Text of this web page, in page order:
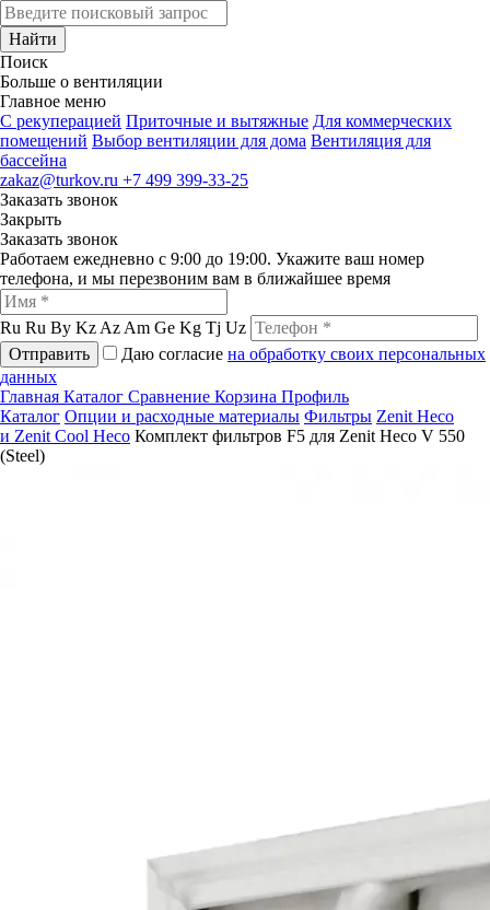
Найти
Поиск
Больше о вентиляции
Главное меню
C рекуперацией Приточные и вытяжные Для коммерческих
помещений Выбор вентиляции для дома Вентиляция для
бассейна
zakaz@turkov.ru +7 499 399-33-25
Заказать звонок
Закрыть
Заказать звонок
Работаем ежедневно с 9:00 до 19:00. Укажите ваш номер
телефона, и мы перезвоним вам в ближайшее время
Ru Ru By Kz Az Am Ge Kg Tj Uz
Отправить
Даю согласие на обработку своих персональных
данных
Главная Каталог Сравнение Корзина Профиль
Каталог Опции и расходные материалы Фильтры Zenit Heco
и Zenit Cool Heco Комплект фильтров F5 для Zenit Heco V 550
(Steel)